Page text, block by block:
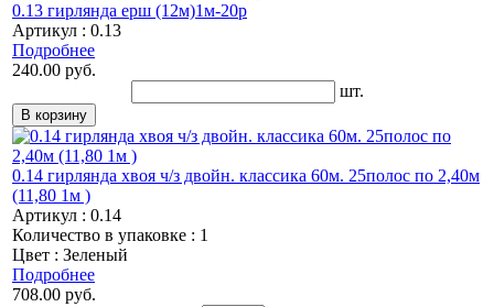
0.13 гирлянда ерш (12м)1м-20р
Артикул : 0.13
Подробнее
240.00 руб.
шт.
0.14 гирлянда хвоя ч/з двойн. классика 60м. 25полос по 2,40м
(11,80 1м )
Артикул : 0.14
Количество в упаковке : 1
Цвет : Зеленый
Подробнее
708.00 руб.